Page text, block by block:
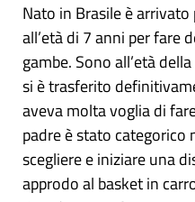
Nato in Brasile è
all’età di 7 anni per fare
gambe. Sono all’età
si è trasferito
aveva molta voglia di
padre è stato categorico
scegliere e iniziare una
approdo al basket in